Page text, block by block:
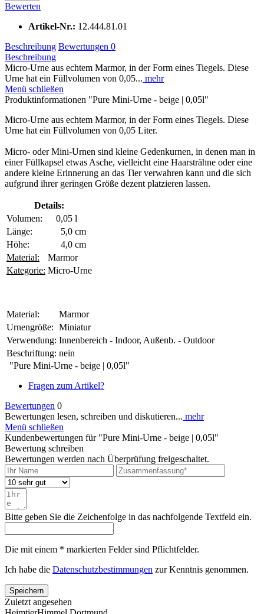
Bewerten
Artikel-Nr.: 12.444.81.01
Beschreibung Bewertungen 0
Beschreibung
Micro-Urne aus echtem Marmor, in der Form eines Tiegels. Diese
Urne hat ein Füllvolumen von 0,05... mehr
Menü schließen
Produktinformationen "Pure Mini-Urne - beige | 0,05l"
Micro-Urne aus echtem Marmor, in der Form eines Tiegels. Diese
Urne hat ein Füllvolumen von 0,05 Liter.
Micro- oder Mini-Urnen sind kleine Gedenkurnen, in denen man in
einer Füllkapsel etwas Asche, vielleicht eine Haarsträhne oder eine
andere kleine Erinnerung an das Tier verwahren kann und die sich
aufgrund ihrer geringen Größe dezent platzieren lassen.
Details:
Volumen:
0,05 l
Länge:
5,0 cm
Höhe:
4,0 cm
Material:
Marmor
Kategorie: Micro-Urne
Material:
Marmor
Urnengröße: Miniatur
Verwendung: Innenbereich - Indoor, Außenb. - Outdoor
Beschriftung: nein
"Pure Mini-Urne - beige | 0,05l"
Fragen zum Artikel?
Bewertungen 0
Bewertungen lesen, schreiben und diskutieren... mehr
Menü schließen
Kundenbewertungen für "Pure Mini-Urne - beige | 0,05l"
Bewertung schreiben
Bewertungen werden nach Überprüfung freigeschaltet.
Bitte geben Sie die Zeichenfolge in das nachfolgende Textfeld ein.
Die mit einem * markierten Felder sind Pflichtfelder.
Ich habe die Datenschutzbestimmungen zur Kenntnis genommen.
Speichern
Zuletzt angesehen